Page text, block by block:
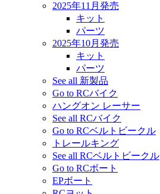
2025年11月発売
キット
パーツ
2025年10月発売
キット
パーツ
See all 新製品
Go to RCバイク
ハングオン レーサー
See all RCバイク
Go to RCベルトビークル
トレールキング
See all RCベルトビークル
Go to RCボート
EPボート